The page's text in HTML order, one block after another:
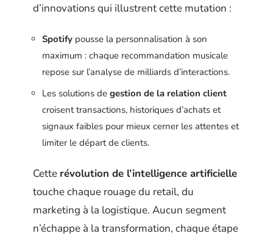
d’innovations qui illustrent cette mutation :
Spotify pousse la personnalisation à son
maximum : chaque recommandation musicale
repose sur l’analyse de milliards d’interactions.
Les solutions de gestion de la relation client
croisent transactions, historiques d’achats et
signaux faibles pour mieux cerner les attentes et
limiter le départ de clients.
Cette révolution de l’intelligence artificielle
touche chaque rouage du retail, du
marketing à la logistique. Aucun segment
n’échappe à la transformation, chaque étape